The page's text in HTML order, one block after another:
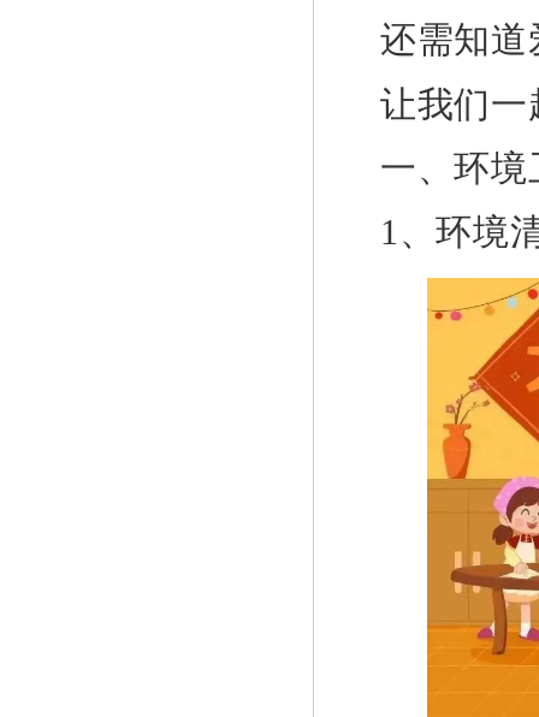
还需知道
让我们一
一、环境
1、环境